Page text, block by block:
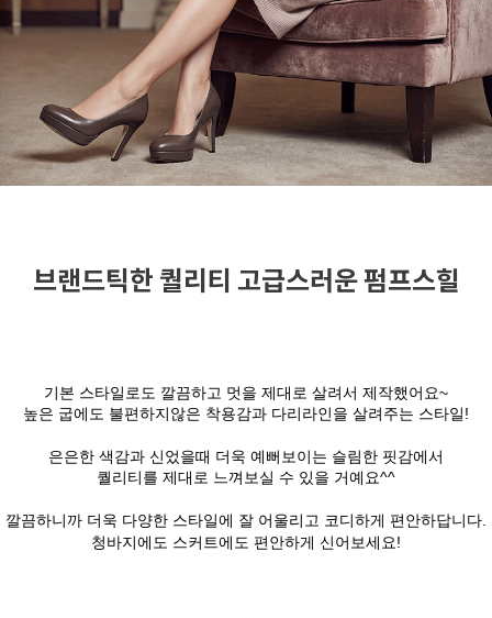
브랜드틱한 퀄리티 고급스러운 펌프스힐
기본 스타일로도 깔끔하고 멋을 제대로 살려서 제작했어요~
높은 굽에도 불편하지않은 착용감과 다리라인을 살려주는 스타일!
은은한 색감과 신었을때 더욱 예뻐보이는 슬림한 핏감에서
퀄리티를 제대로 느껴보실 수 있을 거예요^^
깔끔하니까 더욱 다양한 스타일에 잘 어울리고 코디하게 편안하답니다.
청바지에도 스커트에도 편안하게 신어보세요!